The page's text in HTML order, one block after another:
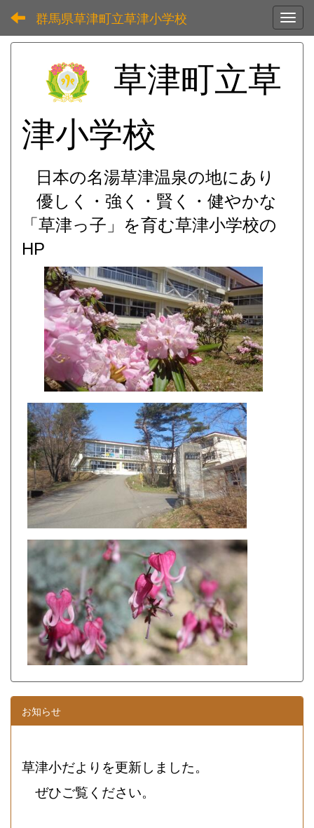
群馬県草津町立草津小学校
草津町立草
津小学校
日本の名湯草津温泉の地にあり
優しく・強く・賢く・健やかな
「草津っ子」を育む草津小学校の
HP
お知らせ
草津小だよりを更新しました。
ぜひご覧ください。